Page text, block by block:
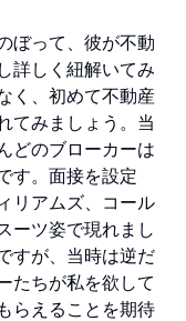
ぼって、彼が不動
詳しく紐解いてみ
く、初めて不動産
てみましょう。当
どのブローカーは
す。面接を設定
リアムズ、コール
ーツ姿で現れまし
すが、当時は逆だ
たちが私を欲して
らえることを期待